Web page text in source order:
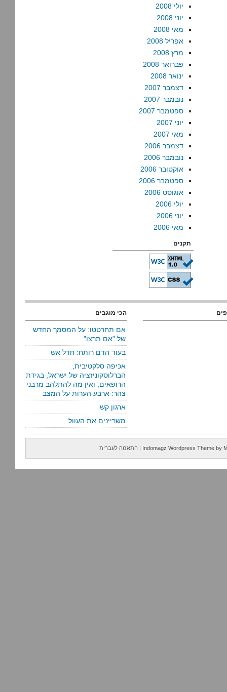
יולי 2008
יוני 2008
מאי 2008
אפריל 2008
מרץ 2008
פברואר 2008
ינואר 2008
דצמבר 2007
נובמבר 2007
ספטמבר 2007
יוני 2007
מאי 2007
דצמבר 2006
נובמבר 2006
אוקטובר 2006
ספטמבר 2006
אוגוסט 2006
יולי 2006
יוני 2006
מאי 2006
תקנים
הכי מוגבים
אם תחרטטו: על המסמך החדש
של "אם תרצו"
בעוד הדם רותח: חדל אש
אכיפה סלקטיבית,
הברלוסקוניזציה של ישראל, בגידת
הרופאים, ואין מה להתלהב מרבני
צהר: ארבע הערות על המצב
ארגון קש
משריינים את העוול
Indomagz Wordpress Theme by
| התאמה לעברית